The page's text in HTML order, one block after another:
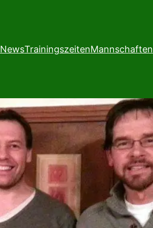
NewsTrainingszeitenMannschaften